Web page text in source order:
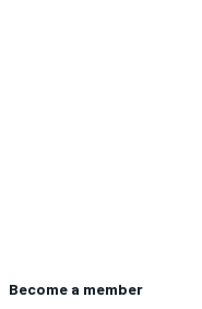
Become a member